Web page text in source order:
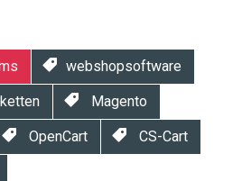
webshopsoftware
Magento
OpenCart CS-Cart